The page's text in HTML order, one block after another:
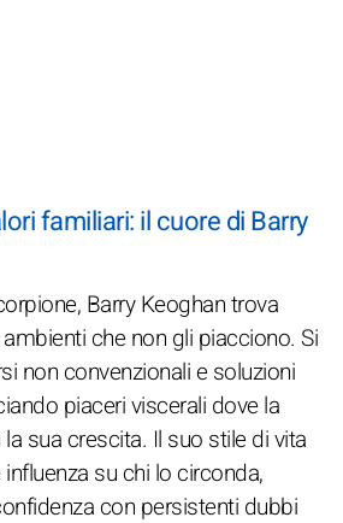
familiari: il cuore di Barry
Barry Keoghan trova
che non gli piacciono. Si
non convenzionali e soluzioni
piaceri viscerali dove la
sua crescita. Il suo stile di vita
su chi lo circonda,
con persistenti dubbi